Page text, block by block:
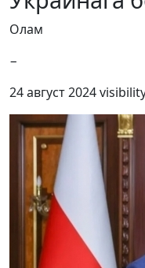
Олам
−
24 август 2024